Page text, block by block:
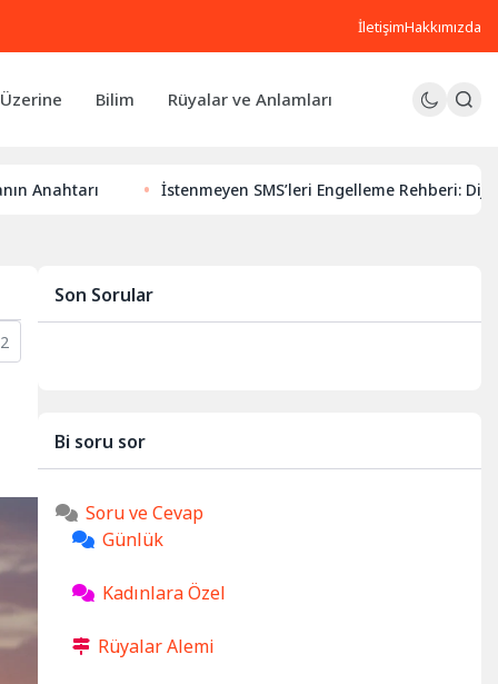
İletişimHakkımızda
Bilim Rüyalar ve Anlamları
İstenmeyen SMS’leri Engelleme Rehberi: Dijital
Son Sorular
Bi soru sor
Soru ve Cevap
Günlük
Kadınlara Özel
Rüyalar Alemi